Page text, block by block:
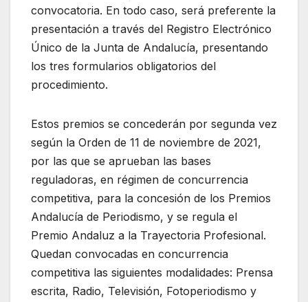
convocatoria. En todo caso, será preferente la
presentación a través del Registro Electrónico
Único de la Junta de Andalucía, presentando
los tres formularios obligatorios del
procedimiento.
Estos premios se concederán por segunda vez
según la Orden de 11 de noviembre de 2021,
por las que se aprueban las bases
reguladoras, en régimen de concurrencia
competitiva, para la concesión de los Premios
Andalucía de Periodismo, y se regula el
Premio Andaluz a la Trayectoria Profesional.
Quedan convocadas en concurrencia
competitiva las siguientes modalidades: Prensa
escrita, Radio, Televisión, Fotoperiodismo y